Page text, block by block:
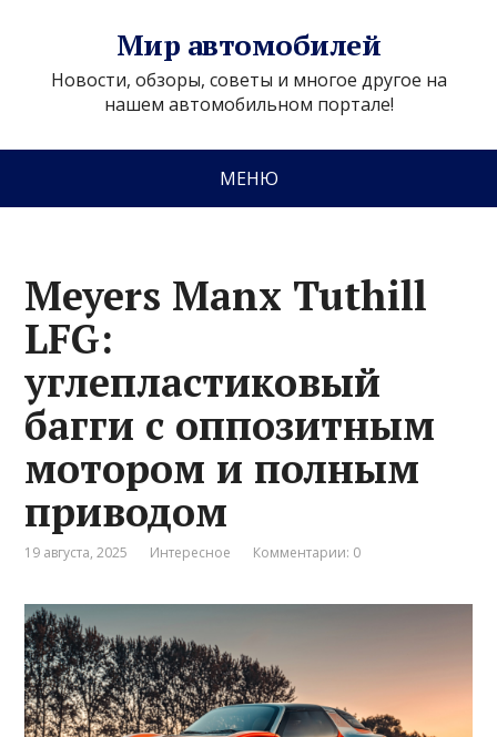
Мир автомобилей
Новости, обзоры, советы и многое другое на
нашем автомобильном портале!
МЕНЮ
Meyers Manx Tuthill
LFG:
углепластиковый
багги с оппозитным
мотором и полным
приводом
19 августа, 2025 Интересное Комментарии: 0